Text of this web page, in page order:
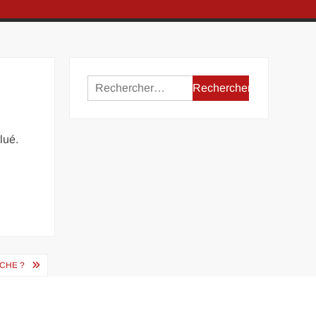
?
Rechercher :